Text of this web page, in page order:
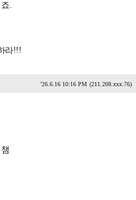
.
라!!!
'26.6.16 10:16 PM (211.208.xxx.76)